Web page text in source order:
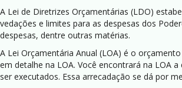
A Lei de Diretrizes Orçamentárias (LDO)
vedações e limites para as despesas dos
despesas, dentre outras matérias.
A Lei Orçamentária Anual (LOA) é o
em detalhe na LOA. Você encontrará na LOA
ser executados. Essa arrecadação se dá por